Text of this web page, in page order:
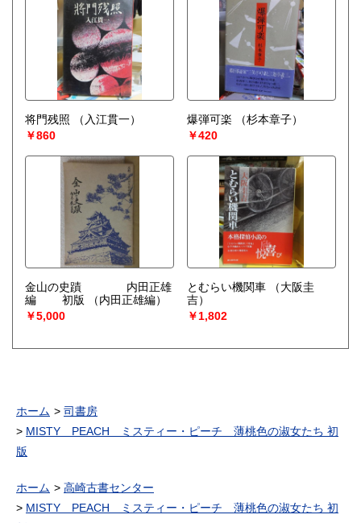
将門残照
（入江貫一）
￥860
爆弾可楽
（杉本章子）
￥420
金山の史蹟 内田正雄
編 初版
（内田正雄編）
￥5,000
とむらい機関車
（大阪圭
吉）
￥1,802
ホーム
司書房
MISTY PEACH ミスティー・ピーチ 薄桃色の淑女たち 初
版
ホーム
高崎古書センター
MISTY PEACH ミスティー・ピーチ 薄桃色の淑女たち 初